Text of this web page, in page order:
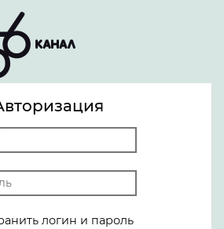
логин и пароль